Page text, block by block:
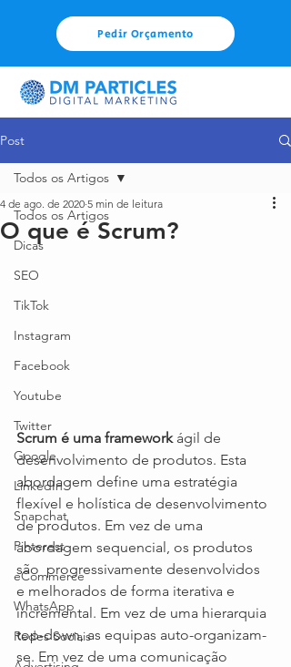
Pedir Orçamento
Post
Todos os Artigos
Dicas
SEO
TikTok
Instagram
Facebook
Youtube
Twitter
Google
LinkedIn
Snapchat
Pinterest
eCommerce
WhatsApp
Redes Sociais
Todos os Artigos
O que é Scrum?
4 de ago. de 2020 5 min de leitura
Scrum é uma framework ágil de
desenvolvimento de produtos. Esta
abordagem define uma estratégia
flexível e holística de desenvolvimento
de produtos. Em vez de uma
abordagem sequencial, os produtos
são  progressivamente desenvolvidos
e melhorados de forma iterativa e
incremental. Em vez de uma hierarquia
top-down, as equipas auto-organizam-
se. Em vez de uma comunicação